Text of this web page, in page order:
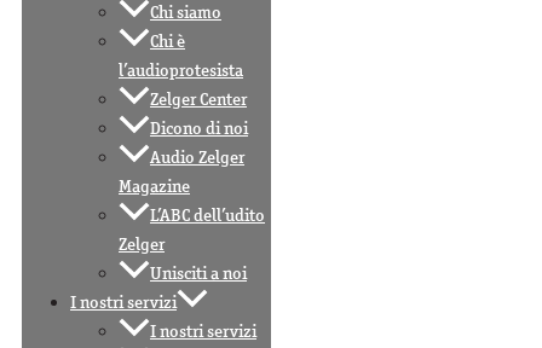
Chi siamo
Chi è
l’audioprotesista
Zelger Center
Dicono di noi
Audio Zelger
Magazine
L’ABC dell’udito
Zelger
Unisciti a noi
I nostri servizi
I nostri servizi